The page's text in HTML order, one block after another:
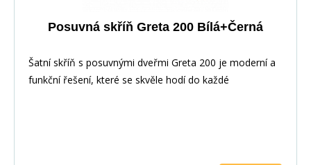
Posuvná skříň Greta 200 Bílá+Černá
Šatní skříň s posuvnými dveřmi Greta 200 je moderní a
funkční řešení, které se skvěle hodí do každé